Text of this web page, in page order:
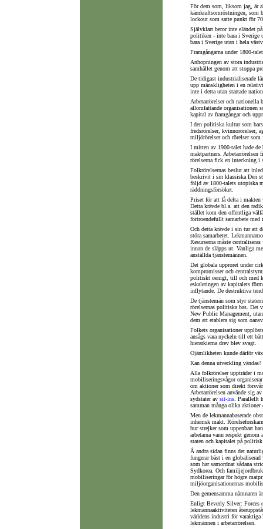
För dem som, liksom jag, är
kärnkraftsomröstningen, som
lockout som satte punkt för
Självklart beror inte eländet
politiken - inte bara i Sverige
bara i Sverige utan i hela
Framgångarna under 1800-
Anhopningen av stora
samhället genom att stoppa
De tidigast industrialiserade
upp mänskligheten i en
inte i detta utan startade
Arbetarrörelser och nationella
allomfattande organisationen
kapital av framgångar och
I den politiska kultur som bars
fredsrörelser, kvinnorörelser,
miljörörelser och rörelser som
I mitten av 1900-talet hade de
maktpartners.
rörelserna fick en inteckning i
Folkrörelsernas beslut att
beskrivit i sin klassiska Den
följd av 1800-talets utopiska
räddningsförsöket.
Priset för att få delta i makten
Detta krävde bl.a. att den
stället kom den offentliga
förtroendefullt samarbete med
Och detta krävde i sin tur att
störa samarbetet.
Resurserna måste
innan de släpps ut. Vanliga
anställda tjänstemännen.
Det globala upproret under
kompromisser och
politiskt oenigt, till och med
eskaleringen av kapitalets
inflytande. De destruktiva
De tjänstemän som styr
rörelsernas politiska bas. Det
New Public Management,
dem att etablera sig som
Folkets organisationer
ansågs vara nyckeln till ett
hierarkierna drev blev svagt.
Ojämlikheten kunde därför
Kan denna utveckling vändas?
Alla folkrörelser uppträder i
mobiliseringsvågor
om aktioner som direkt
Arbetarrörelsen använde sig
sydstater av sit-ins . Parallellt
samman många olika aktioner
Men de lekmannabaserade
inhemsk makt.
hur strejker som uppenbart
arbetarna vann respekt
staten och kapitalet på
Å andra sidan finns det
fungerar bäst i en globaliserad
som har samordnat sådana
Sydkorea. Och
mobiliseringar för högre
miljöorganisationernas
Den gemensamma nämnaren
Enligt Beverly Silver: Forces
lekmannaaktiviteten
världens industri för
lekmännen i arbetarrörelsen.